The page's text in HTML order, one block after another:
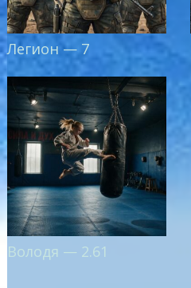
Легион — 7
Володя — 2.61